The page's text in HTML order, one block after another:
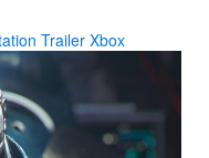
Trailer Xbox